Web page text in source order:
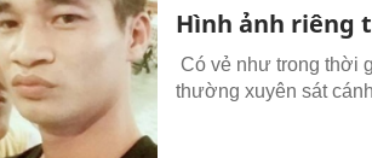
Hình ảnh riêng
Có vẻ như trong thời
thường xuyên sát